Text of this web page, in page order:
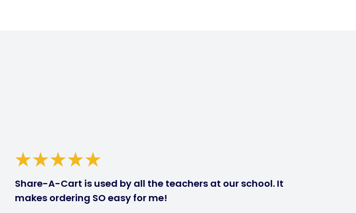
Share-A-Cart is used by all the teachers at our school. It
makes ordering SO easy for me!